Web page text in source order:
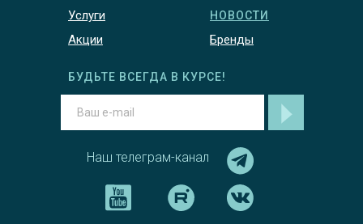
Услуги
Акции
НОВОСТИ
Бренды
Наш телеграм-канал
БУДЬТЕ ВСЕГДА В КУРСЕ!